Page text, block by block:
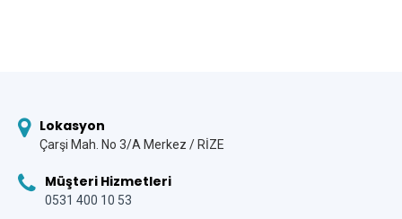
Lokasyon
Çarşi Mah. No 3/A Merkez / RİZE
Müşteri Hizmetleri
0531 400 10 53